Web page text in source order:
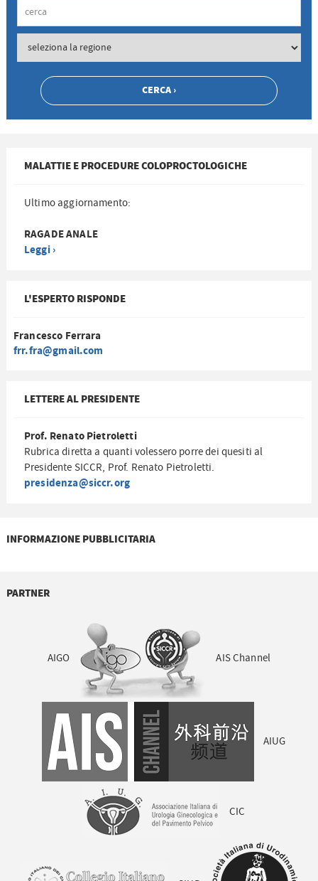
MALATTIE E PROCEDURE COLOPROCTOLOGICHE
Ultimo aggiornamento:
RAGADE ANALE
Leggi ›
L'ESPERTO RISPONDE
Francesco Ferrara
frr.fra@gmail.com
LETTERE AL PRESIDENTE
Prof. Renato Pietroletti
Rubrica diretta a quanti volessero porre dei quesiti al
Presidente SICCR, Prof. Renato Pietroletti.
presidenza@siccr.org
INFORMAZIONE PUBBLICITARIA
PARTNER
AIGO AIS Channel
AIUG
CIC